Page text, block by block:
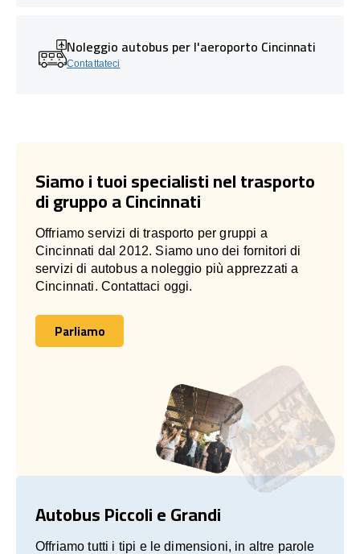
Noleggio autobus per l'aeroporto Cincinnati
Contattateci
Siamo i tuoi specialisti nel trasporto
di gruppo a Cincinnati
Offriamo servizi di trasporto per gruppi a
Cincinnati dal 2012. Siamo uno dei fornitori di
servizi di autobus a noleggio più apprezzati a
Cincinnati. Contattaci oggi.
Parliamo
Parliamo
Autobus Piccoli e Grandi
Offriamo tutti i tipi e le dimensioni, in altre parole